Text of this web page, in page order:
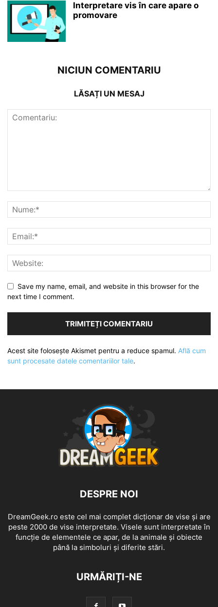
Interpretare vis în care apare o
promovare
NICIUN COMENTARIU
LĂSAȚI UN MESAJ
Save my name, email, and website in this browser for the
next time I comment.
Acest site folosește Akismet pentru a reduce spamul. Află cum
sunt procesate datele comentariilor tale.
DESPRE NOI
DreamGeek.ro este cel mai complet dicționar de vise și are
peste 2000 de vise interpretate. Visele sunt interpretate în
funcție de elementele ce apar, de la animale și obiecte
până la simboluri și diferite stări.
URMĂRIȚI-NE